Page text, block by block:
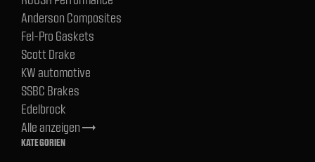
Anderson Composites
Fel-Pro Gaskets
Scott Drake
KW automotive
SSBC Brakes
Edelbrock
Alle anzeigentrending_flat
KATEGORIEN